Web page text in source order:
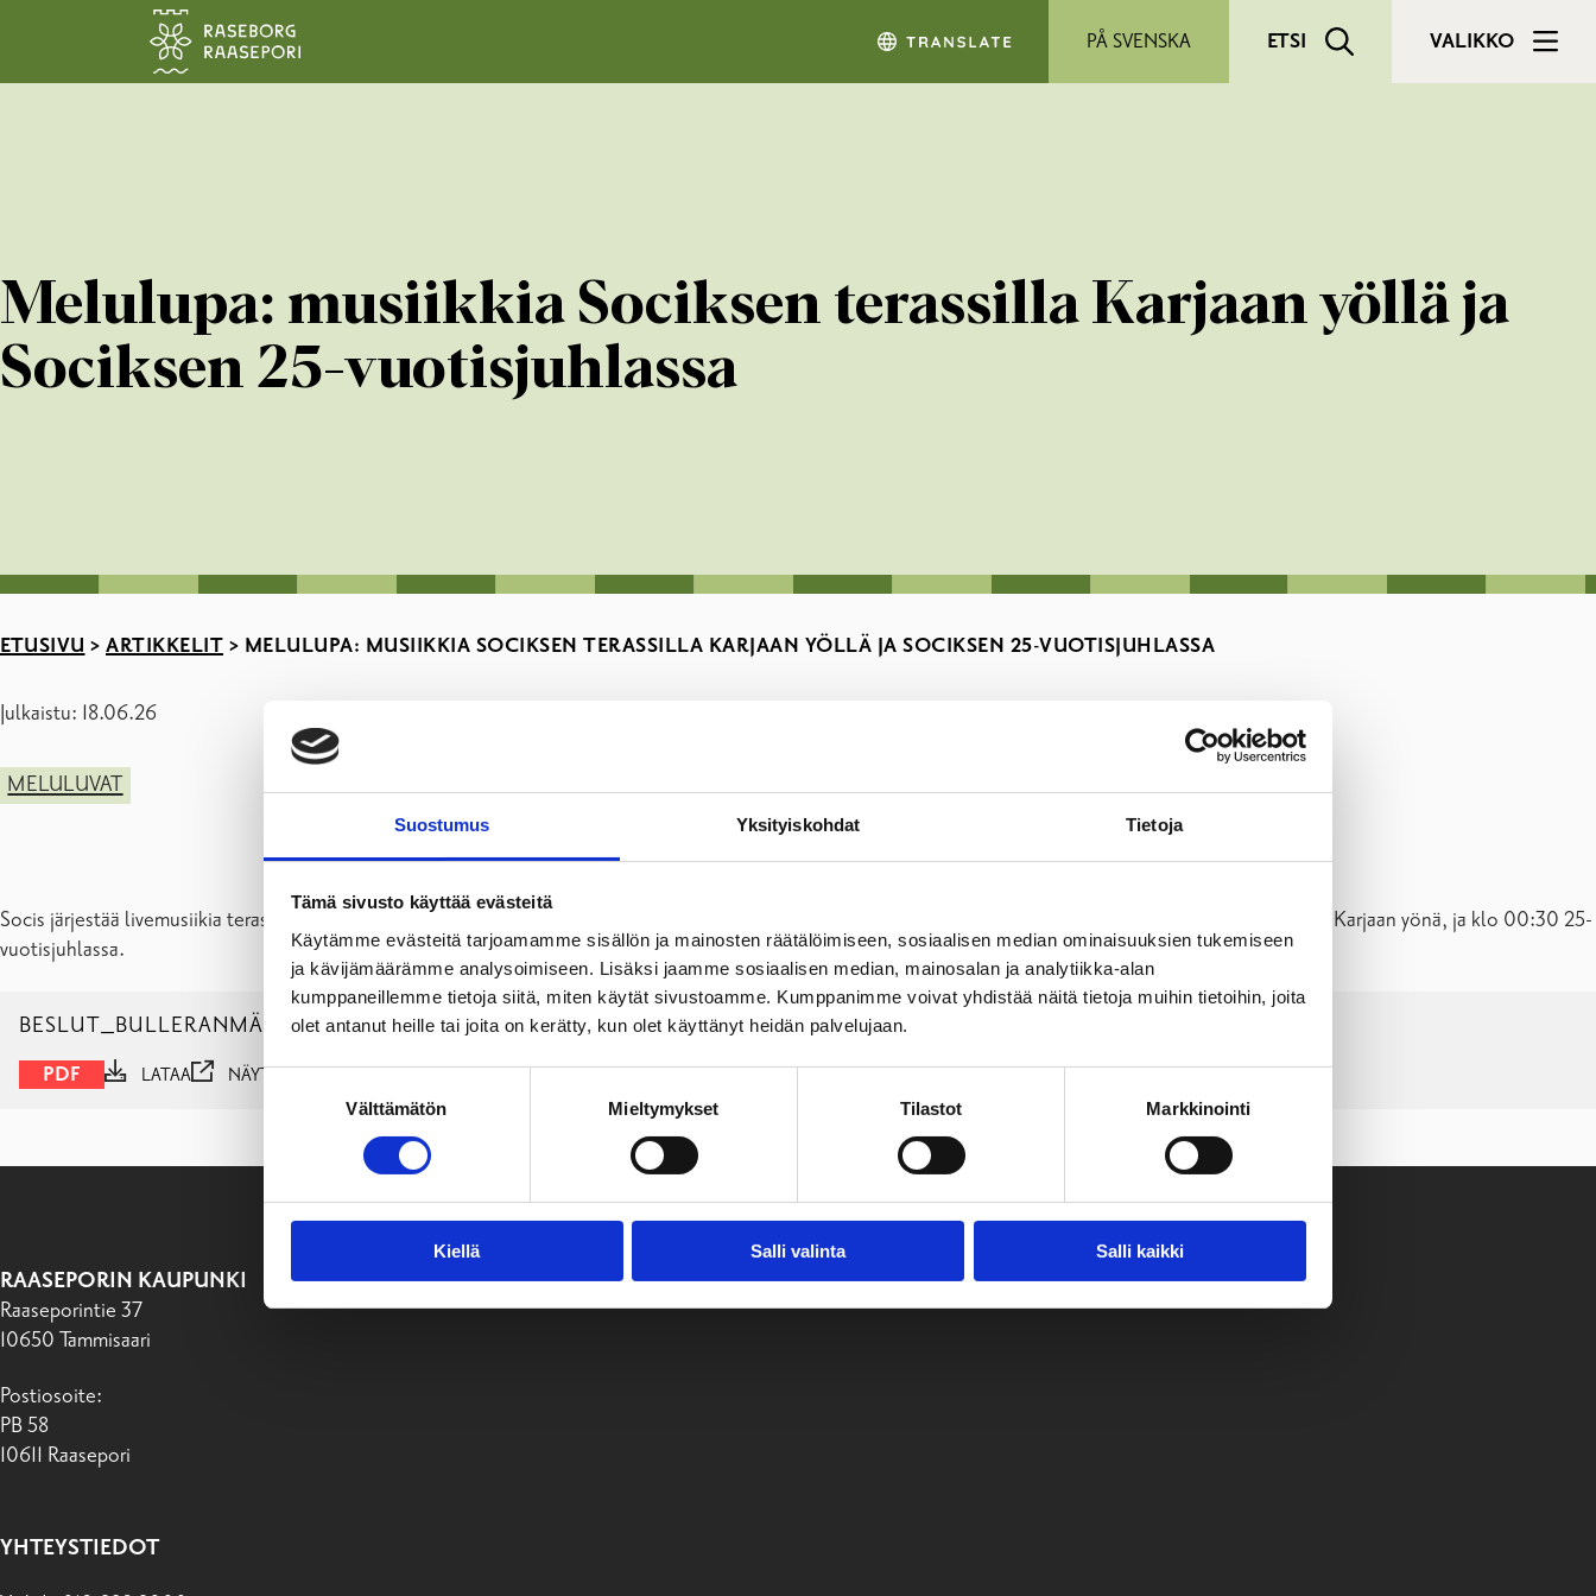
Suostumus Yksityiskohdat Tietoja
Tämä sivusto käyttää evästeitä
Käytämme evästeitä tarjoamamme sisällön ja mainosten räätälöimiseen, sosiaalisen median ominaisuuksien tukemiseen
ja kävijämäärämme analysoimiseen. Lisäksi jaamme sosiaalisen median, mainosalan ja analytiikka-alan
kumppaneillemme tietoja siitä, miten käytät sivustoamme. Kumppanimme voivat yhdistää näitä tietoja muihin tietoihin, joita
olet antanut heille tai joita on kerätty, kun olet käyttänyt heidän palvelujaan.
Välttämätön Mieltymykset Tilastot Markkinointi
Kiellä Salli valinta Salli kaikki
PÅ SVENSKA ETSI VALIKKO
Melulupa: musiikkia Sociksen terassilla Karjaan yöllä ja
Sociksen 25-vuotisjuhlassa
ETUSIVU > ARTIKKELIT > MELULUPA: MUSIIKKIA SOCIKSEN TERASSILLA KARJAAN YÖLLÄ JA SOCIKSEN 25-VUOTISJUHLASSA
Julkaistu: 18.06.26
MELULUVAT
Socis järjestää livemusiikia terassilla ja takapihalla, Karjaan yönä 31.7.2026, ja 25-vuotisjuhlassaan 8.8.2026. Musiikinsoitto on lopetettava viimeistään klo 24 Karjaan yönä, ja klo 00:30 25-
vuotisjuhlassa.
BESLUT_BULLERANMÄLAN_SOCIS_2026
PDF LATAA NÄYTÄ
RAASEPORIN KAUPUNKI
Raaseporintie 37
10650 Tammisaari
Postiosoite:
PB 58
10611 Raasepori
YHTEYSTIEDOT